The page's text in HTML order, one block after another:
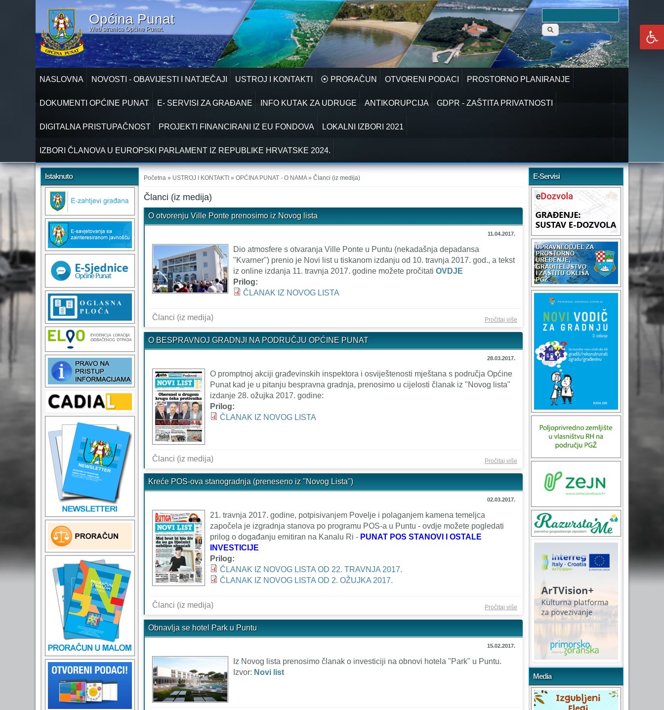
Općina Punat
Web stranica Općine Punat.
pretraživanja
Pretraga
NASLOVNA NOVOSTI - OBAVIJESTI I NATJEČAJI USTROJ I KONTAKTI ⦿ PRORAČUN OTVORENI PODACI PROSTORNO PLANIRANJE
DOKUMENTI OPĆINE PUNAT E- SERVISI ZA GRAĐANE INFO KUTAK ZA UDRUGE ANTIKORUPCIJA GDPR - ZAŠTITA PRIVATNOSTI
DIGITALNA PRISTUPAČNOST PROJEKTI FINANCIRANI IZ EU FONDOVA LOKALNI IZBORI 2021
IZBORI ČLANOVA U EUROPSKI PARLAMENT IZ REPUBLIKE HRVATSKE 2024.
Vi ste ovdje
Početna » USTROJ I KONTAKTI »OPĆINA PUNAT - O NAMA» Članci (iz medija)
Članci (iz medija)
O otvorenju Ville Ponte prenosimo iz Novog lista
11.04.2017.
Dio atmosfere s otvaranja Ville Ponte u Puntu (nekadašnja depadansa
"Kvarner") prenio je Novi list u tiskanom izdanju od 10. travnja 2017. god., a tekst
iz online izdanja 11. travnja 2017. godine možete pročitatiOVDJE
Prilog:
ČLANAK IZ NOVOG LISTA
Članci (iz medija) Pročitaj više
Ponte
prenosimo
O BESPRAVNOJ GRADNJI NA PODRUČJU OPĆINE PUNAT
28.03.2017.
O promptnoj akciji građevinskih inspektora i osviještenosti mještana s područja Općine
Punat kad je u pitanju bespravna gradnja, prenosimo u cijelosti članak iz "Novog lista"
izdanje 28. ožujka 2017. godine:
Prilog:
ČLANAK IZ NOVOG LISTA
Članci (iz medija) Pročitaj više
BESPRAVNOJ
GRADNJI NA
PODRUČJU
Kreće POS-ova stanogradnja (preneseno iz "Novog Lista")
02.03.2017.
21. travnja 2017. godine, potpisivanjem Povelje i polaganjem kamena temeljca
započela je izgradnja stanova po programu POS-a u Puntu - ovdje možete pogledati
prilog o događanju emitiran na Kanalu Ri - PUNAT POS STANOVI I OSTALE
INVESTICIJE
Prilog:
ČLANAK IZ NOVOG LISTA OD 22. TRAVNJA 2017.
ČLANAK IZ NOVOG LISTA OD 2. OŽUJKA 2017.
Članci (iz medija) Pročitaj više o Kreće
POS-ova
(preneseno
Obnavlja se hotel Park u Puntu
15.02.2017.
Iz Novog lista prenosimo članak o investiciji na obnovi hotela "Park" u Puntu.
Izvor: Novi list
Istaknuto E-Servisi
Media